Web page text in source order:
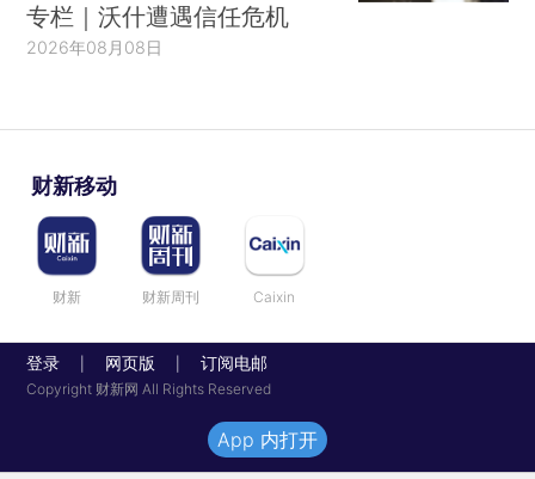
专栏｜沃什遭遇信任危机
2026年08月08日
财新移动
财新 财新周刊 Caixin
登录 网页版 订阅电邮
Copyright 财新网 All Rights Reserved
App 内打开